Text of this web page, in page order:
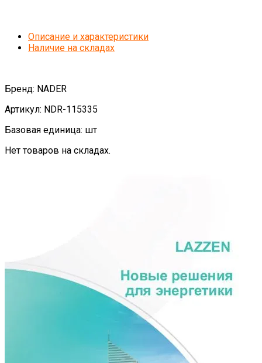
Описание и характеристики
Наличие на складах
Бренд: NADER
Артикул: NDR-115335
Базовая единица: шт
Нет товаров на складах.